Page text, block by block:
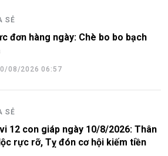
SẺ
đơn hàng ngày: Chè bo bo bạch
08/2026 06:57
SẺ
12 con giáp ngày 10/8/2026: Thân
rực rỡ, Tỵ đón cơ hội kiếm tiền